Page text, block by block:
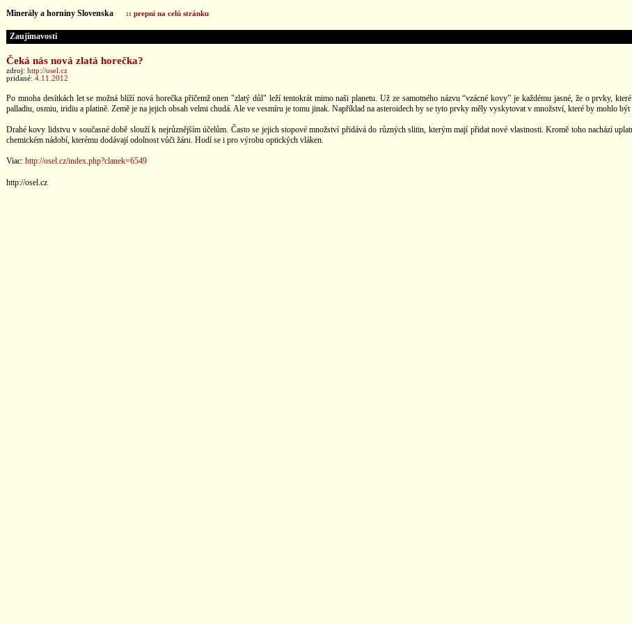
Minerály a horniny Slovenska :: prepni na celú stránku
Zaujímavosti
Čeká nás nová zlatá horečka?
zdroj: http://osel.cz
pridané: 4.11.2012
Po mnoha desítkách let se možná blíží nová horečka přičemž onen "zlatý důl" leží tentokrát mimo naši planetu. Už ze samotného názvu “vzácné kovy” je každému jasné, že o prvky,
palladiu, osmiu, iridiu a platině. Země je na jejich obsah velmi chudá. Ale ve vesmíru je tomu jinak. Například na asteroidech by se tyto prvky měly vyskytovat v množství, které by mohlo
Drahé kovy lidstvu v současné době slouží k nejrůznějším účelům. Často se jejich stopové množství přidává do různých slitin, kterým mají přidat nové vlastnosti. Kromě toho nachází
chemickém nádobí, kterému dodávají odolnost vůči žáru. Hodí se i pro výrobu optických vláken.
Viac: http://osel.cz/index.php?clanek=6549
http://osel.cz